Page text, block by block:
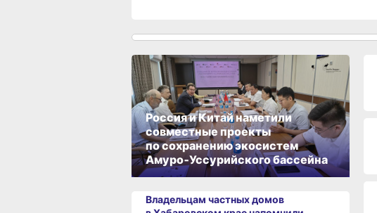
Россия и Китай наметили
совместные проекты
по сохранению экосистем
Амуро‑Уссурийского бассейна
Владельцам частных домов